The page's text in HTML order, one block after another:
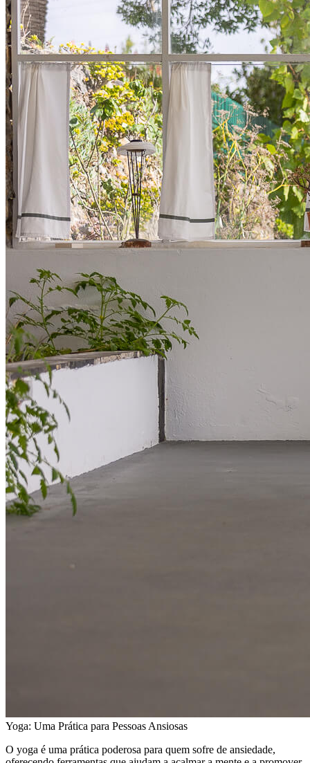
Yoga: Uma Prática para Pessoas Ansiosas
O yoga é uma prática poderosa para quem sofre de ansiedade,